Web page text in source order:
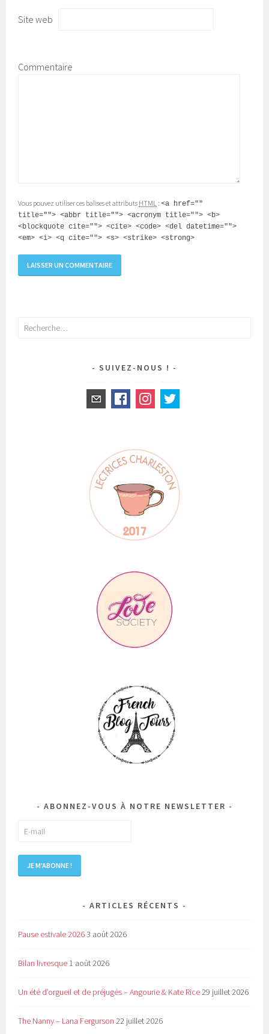
Site web
Commentaire
Vous pouvez utiliser ces balises et attributs HTML :<a href=""
title=""> <abbr title=""> <acronym title=""> <b>
<blockquote cite=""> <cite> <code> <del datetime="">
<em> <i> <q cite=""> <s> <strike> <strong>
Rechercher :
SUIVEZ-NOUS !
ABONNEZ-VOUS À NOTRE NEWSLETTER
ARTICLES RÉCENTS
Pause estivale 20263 août 2026
Bilan livresque 1 août 2026
Un été d’orgueil et de préjugés – Angourie & Kate Rice29 juillet 2026
The Nanny – Lana Fergurson 22 juillet 2026